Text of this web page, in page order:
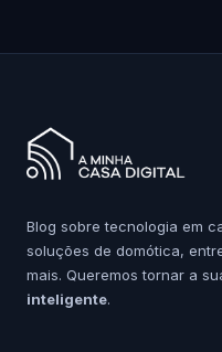
Blog sobre tecnologia em
soluções de domótica,
mais. Queremos tornar a
inteligente.